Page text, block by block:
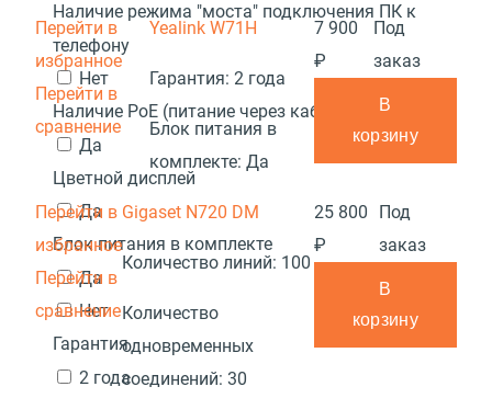
Наличие режима "моста" подключения ПК к
телефону
Нет
Наличие PoE (питание через кабель интернет)
Да
Цветной дисплей
Да
Блок питания в комплекте
Да
Нет
Гарантия
2 года
Перейти в
избранное
Перейти в
сравнение
Yealink W71H
Гарантия: 2 года
Блок питания в
комплекте: Да
7 900
₽
Под
заказ
В
корзину
Перейти в
избранное
Перейти в
сравнение
Gigaset N720 DM
Количество линий: 100
Количество
одновременных
соединений: 30
25 800
₽
Под
заказ
В
корзину